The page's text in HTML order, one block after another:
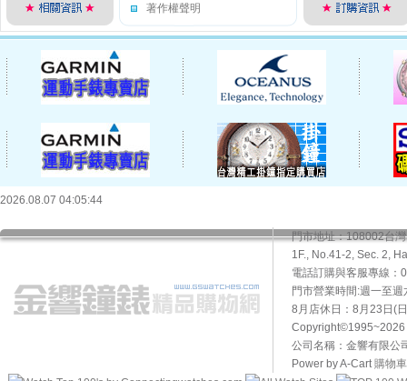
著作權聲明
2026.08.07 04:05:44
門市地址：108002台
1F., No.41-2, Sec. 2,
電話訂購與客服專線
門市營業時間:週一至
8月店休日：8月23日(
Copyright©1995~2026
公司名稱：金響有限公
Power by A-Cart購物車